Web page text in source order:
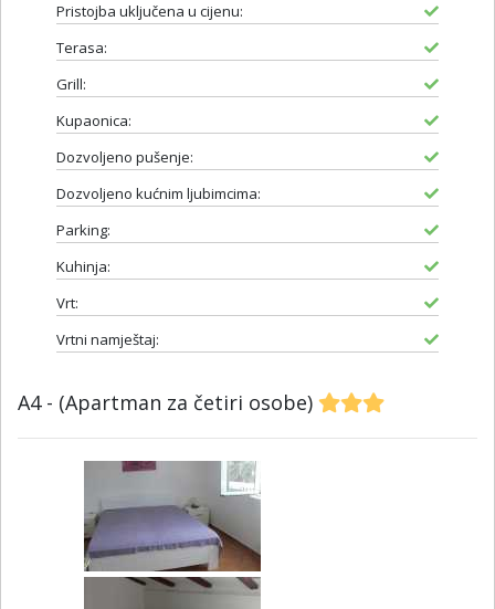
Pristojba uključena u cijenu:
Terasa:
Grill:
Kupaonica:
Dozvoljeno pušenje:
Dozvoljeno kućnim ljubimcima:
Parking:
Kuhinja:
Vrt:
Vrtni namještaj:
A4 - (Apartman za četiri osobe)